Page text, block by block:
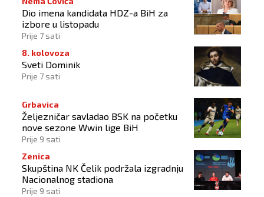
Dio imena kandidata HDZ-a BiH za
izbore u listopadu
Prije 7 sati
8. kolovoza
Sveti Dominik
Prije 7 sati
Grbavica
Željezničar savladao BSK na početku
nove sezone Wwin lige BiH
Prije 9 sati
Zenica
Skupština NK Čelik podržala izgradnju
Nacionalnog stadiona
Prije 9 sati